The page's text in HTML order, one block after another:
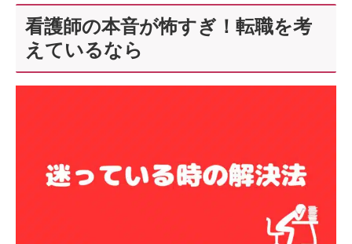
看護師の本音が怖すぎ！転職を考
えているなら